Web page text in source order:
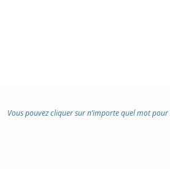
Vous pouvez cliquer sur n’importe quel mot